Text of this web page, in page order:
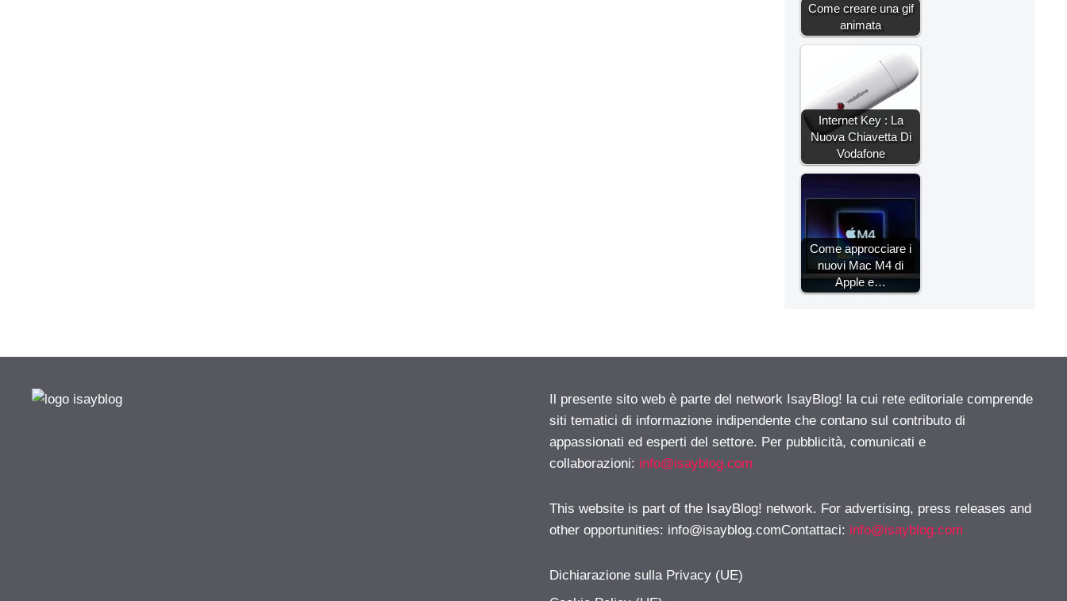
Come creare una gif
animata
Internet Key : La
Nuova Chiavetta Di
Vodafone
Come approcciare i
nuovi Mac M4 di
Apple e…
Il presente sito web è parte del network IsayBlog! la cui rete editoriale comprende
siti tematici di informazione indipendente che contano sul contributo di
appassionati ed esperti del settore. Per pubblicità, comunicati e
collaborazioni: info@isayblog.com
This website is part of the IsayBlog! network. For advertising, press releases and
other opportunities: info@isayblog.comContattaci: info@isayblog.com
Dichiarazione sulla Privacy (UE)